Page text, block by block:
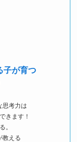
子が育つ
思考力は
きます！
。
教える